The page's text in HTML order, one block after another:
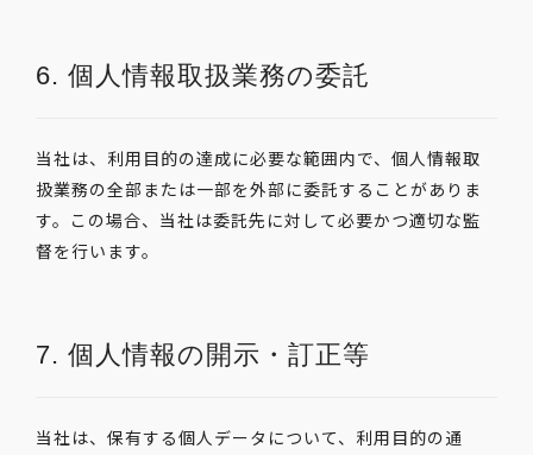
6. 個人情報取扱業務の委託
当社は、利用目的の達成に必要な範囲内で、個人情報取
扱業務の全部または一部を外部に委託することがありま
す。この場合、当社は委託先に対して必要かつ適切な監
督を行います。
7. 個人情報の開示・訂正等
当社は、保有する個人データについて、利用目的の通